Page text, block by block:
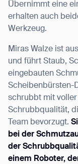
Übernimmt eine
erhalten auch
Werkzeug.
Miras Walze ist
und führt Staub,
eingebauten
Scheibenbürsten-
schrubbt mit
Schrubbqualität,
Team bevorzugt.
bei der
der
einem Roboter,